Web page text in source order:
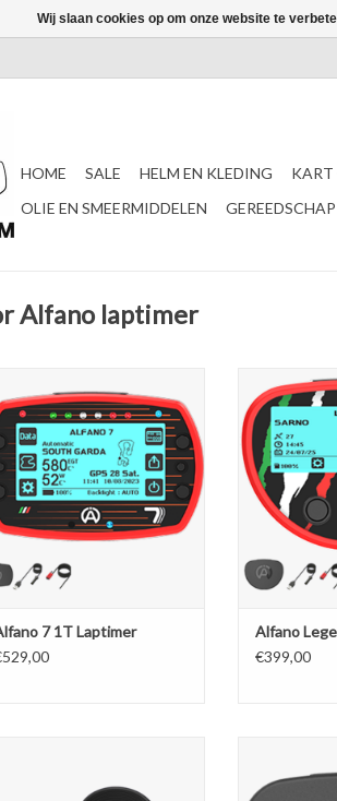
HOME SALE HELM EN KLEDING KART
OLIE EN SMEERMIDDELEN
GEREEDSCHAP
Alfano laptimer
AAN WINKELWAGEN
7 1T Laptimer
Alfano
TOEVOEGEN
Alfano
€399,00
merken laptimers.
TOEVOEGEN
Wij slaan cookies op om onze website te